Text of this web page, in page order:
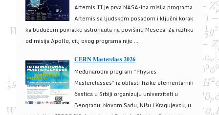
Artemis II je prva NASA-ina misija programa
Artemis sa ljudskom posadom i ključni korak
ka budućem povratku astronauta na površinu Meseca. Za razliku
od misija Apollo, cilj ovog programa nije ...
CERN Masterclass 2026
Međunarodni program “Physics
Masterclasses” iz oblasti fizike elementarnih
čestica u Srbiji organizuju univerziteti u
Beogradu, Novom Sadu, Nišu i Kragujevcu, u